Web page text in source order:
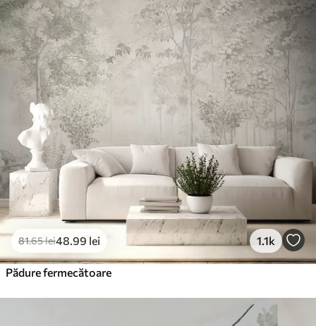
Standard
166.6599.99 lei/m²
Premium
220.02132.01 lei
Vinil Premium
250.00150.00lei/m²
Peel and Stick
300.00
81.65lei48 .99 lei 1.1k
Pădure fermecătoare